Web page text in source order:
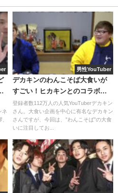
ロゴがデザインされたもの
じみの「NGテープ」「自主
ネ
男性YouTuber
デカキンのわんこそば大食いが
すごい！ヒカキンとのコラボ
も！
登録者数112万人の人気YouTuberデカキン
さん。大食い企画を中心に有名なデカキン
さんですが、今回は、”わんこそば”の大食
いに注目してお...